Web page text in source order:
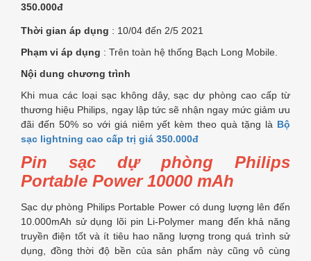
350.000đ
Thời gian áp dụng : 10/04 đến 2/5 2021
Phạm vi áp dụng : Trên toàn hệ thống Bạch Long Mobile.
Nội dung chương trình
Khi mua các loại sạc không dây, sạc dự phòng cao cấp từ
thương hiệu Philips, ngay lập tức sẽ nhận ngay mức giảm ưu
đãi đến 50% so với giá niêm yết kèm theo quà tặng là Bộ
sạc lightning cao cấp trị giá 350.000đ
Pin sạc dự phòng Philips
Portable Power 10000 mAh
Sạc dự phòng Philips Portable Power có dung lượng lên đến
10.000mAh sử dụng lõi pin Li-Polymer mang đến khả năng
truyền điện tốt và ít tiêu hao năng lượng trong quá trình sử
dụng, đồng thời độ bền của sản phẩm này cũng vô cùng